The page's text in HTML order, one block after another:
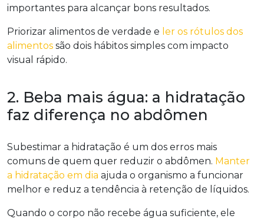
importantes para alcançar bons resultados.
Priorizar alimentos de verdade e ler os rótulos dos
alimentos são dois hábitos simples com impacto
visual rápido.
2. Beba mais água: a hidratação
faz diferença no abdômen
Subestimar a hidratação é um dos erros mais
comuns de quem quer reduzir o abdômen. Manter
a hidratação em dia ajuda o organismo a funcionar
melhor e reduz a tendência à retenção de líquidos.
Quando o corpo não recebe água suficiente, ele